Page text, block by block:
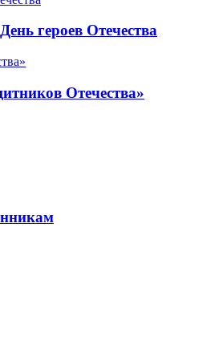
героев Отечества
Отечества»